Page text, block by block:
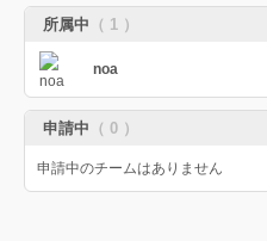
所属中 （ 1 ）
noa
申請中 （ 0 ）
申請中のチームはありません